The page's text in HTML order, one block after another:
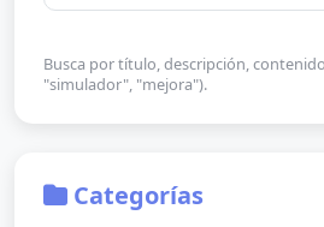
Busca por título, descripción,
"simulador", "mejora").
Categorías